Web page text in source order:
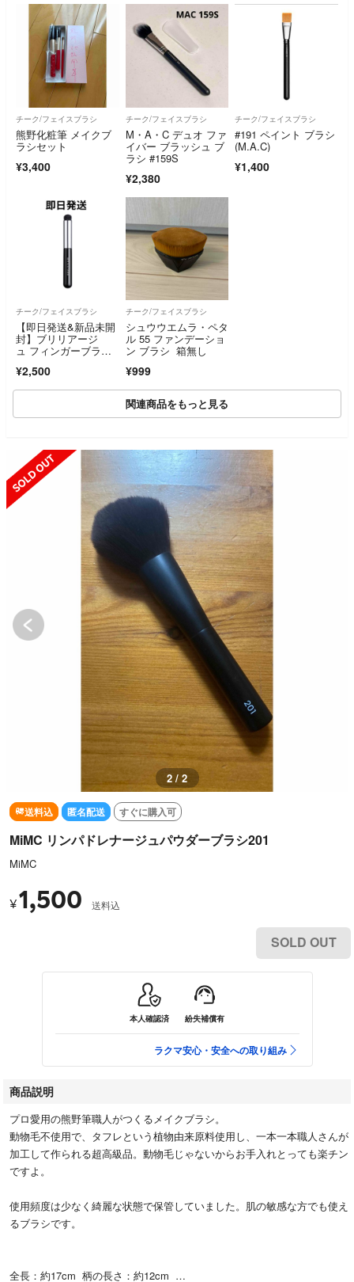
チーク/フェイスブラシ
熊野化粧筆 メイクブ
ラシセット
¥3,400
チーク/フェイスブラシ
M・A・C デュオ ファ
イバー ブラッシュ ブ
ラシ #159S
¥2,380
チーク/フェイスブラシ
#191 ペイント ブラシ
(M.A.C)
¥1,400
チーク/フェイスブラシ
【即日発送&新品未開
封】ブリリアージ
ュ フィンガーブラ
¥2,500
チーク/フェイスブラシ
シュウウエムラ・ペタ
ル 55 ファンデーショ
ン ブラシ 箱無し
¥999
関連商品をもっと見る
SOLD OUT
2 / 2
送料込 匿名配送 すぐに購入可
MiMC リンパドレナージュパウダーブラシ201
MiMC
¥1,500 送料込
SOLD OUT
本人確認済 紛失補償有
ラクマ安心・安全への取り組み
商品説明
プロ愛用の熊野筆職人がつくるメイクブラシ。
動物毛不使用で、タフレという植物由来原料使用し、一本一本職人さんが
加工して作られる超高級品。動物毛じゃないからお手入れとっても楽チン
ですよ。
使用頻度は少なく綺麗な状態で保管していました。肌の敏感な方でも使え
るブラシです。
全長：約17cm 柄の長さ：約12cm